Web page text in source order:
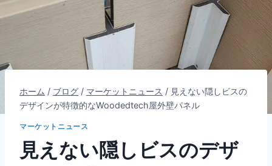
ホーム / ブログ / マーケットニュース / 見えない隠しビスの
デザインが特徴的なWoodedtech屋外壁パネル
マーケットニュース
見えない隠しビスのデザ